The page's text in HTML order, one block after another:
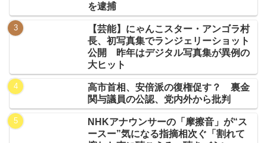
を逮捕
【芸能】にゃんこスター・アンゴラ村
長、初写真集でランジェリーショット
公開 昨年はデジタル写真集が異例の
大ヒット
高市首相、安倍派の復権促す？ 裏金
関与議員の公認、党内外から批判
NHKアナウンサーの「摩擦音」が“ス
ースー”気になる指摘相次ぐ「割れて